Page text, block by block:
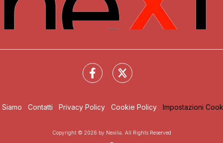
Siamo Contatti Privacy Policy Cookie Policy Impostazioni
Copyright © 2026 by Nexilia. All Rights Reserved